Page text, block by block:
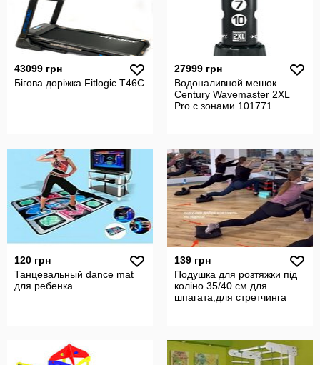
43099 грн
Бігова доріжка Fitlogic T46C
27999 грн
Водоналивной мешок
Century Wavemaster 2XL
Pro с зонами 101771
120 грн
Танцевальный dance mat
для ребенка
139 грн
Подушка для розтяжки під
коліно 35/40 см для
шпагата,для стретчинга